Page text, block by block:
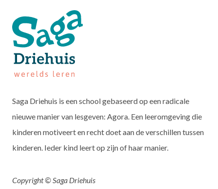
Saga Driehuis is een school gebaseerd op een radicale
nieuwe manier van lesgeven: Agora. Een leeromgeving die
kinderen motiveert en recht doet aan de verschillen tussen
kinderen. Ieder kind leert op zijn of haar manier.
Copyright © Saga Driehuis